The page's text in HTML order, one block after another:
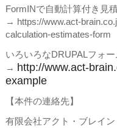
FormINで自動計算付き見
→ https://www.act-
calculation-estimates-form
いろいろなDRUPALフォー
→ http://www.act-
example
【本件の連絡先】
有限会社アクト・ブレイン